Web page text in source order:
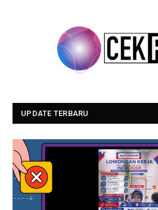
UPDATE TERBARU